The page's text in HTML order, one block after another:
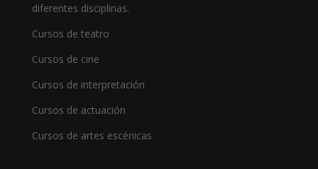
diferentes disciplinas.
Cursos de teatro
Cursos de cine
Cursos de interpretación
Cursos de actuación
Cursos de artes escénicas